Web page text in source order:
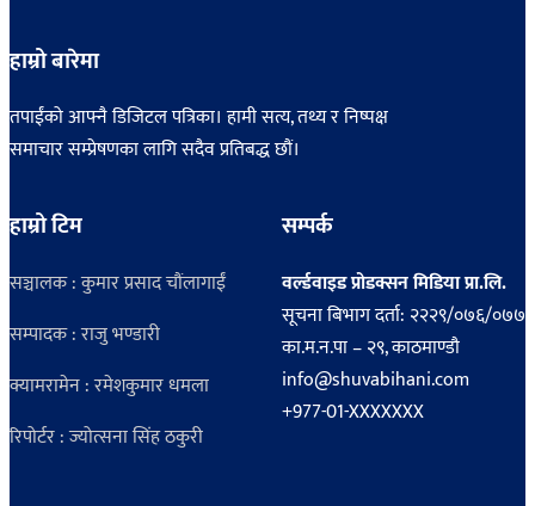
हाम्रो बारेमा
तपाईंको आफ्नै डिजिटल पत्रिका। हामी सत्य, तथ्य र निष्पक्ष
समाचार सम्प्रेषणका लागि सदैव प्रतिबद्ध छौं।
हाम्रो टिम
सञ्चालक : कुमार प्रसाद चौंलागाईं
सम्पादक : राजु भण्डारी
क्यामरामेन : रमेशकुमार धमला
रिपोर्टर : ज्योत्सना सिंह ठकुरी
सम्पर्क
वर्ल्डवाइड प्रोडक्सन मिडिया प्रा.लि.
सूचना बिभाग दर्ता: २२२९/०७६/०७७
का.म.न.पा – २९, काठमाण्डौ
info@shuvabihani.com
+977-01-XXXXXXX